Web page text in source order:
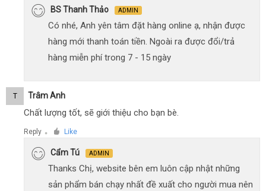
BS Thanh Thảo ADMIN
Có nhé, Anh yên tâm đặt hàng online ạ, nhận được
hàng mới thanh toán tiền. Ngoài ra được đổi/trả
hàng miễn phí trong 7 - 15 ngày
T Trâm Anh
Chất lượng tốt, sẽ giới thiệu cho bạn bè.
Reply ● Like
Cẩm Tú ADMIN
Thanks Chị, website bên em luôn cập nhật những
sản phẩm bán chạy nhất đề xuất cho người mua nên